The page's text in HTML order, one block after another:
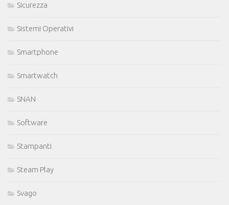
Sicurezza
Sistemi Operativi
Smartphone
Smartwatch
SNAN
Software
Stampanti
Steam Play
Svago